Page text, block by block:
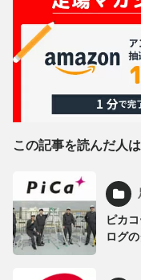
この記事を読んだ人
ピカ
ログ